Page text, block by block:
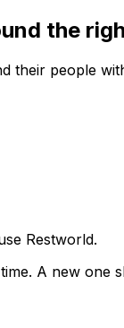
the
their people
Restworld.
A new one